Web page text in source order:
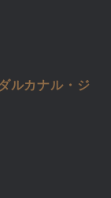
ルカナル・ジ